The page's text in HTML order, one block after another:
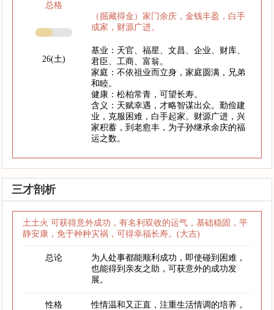
总格
26(土)
（掘藏得金）家门余庆，金钱丰盈，白手
成家，财源广进。
基业：天官、福星、文昌、企业、财库、
君臣、工商、富翁。
家庭：不依祖业而立身，家庭圆满，兄弟
和睦。
健康：松柏常青，可望长寿。
含义：天赋幸遇，才略智谋出众。勤俭建
业，克服困难，白手起家。财源广进，兴
家积蓄，到老愈丰，为子孙继承余庆的福
运之数。
三才剖析
土土火 可获得意外成功，有名利双收的运气，基础稳固，平
静安康，免于种种灾祸，可得幸福长寿。(大吉)
总论
为人处事都能顺利成功，即使碰到困难，
也能得到亲友之助，可获意外的成功发
展。
性格
性情温和又正直，注重生活情调的培养，